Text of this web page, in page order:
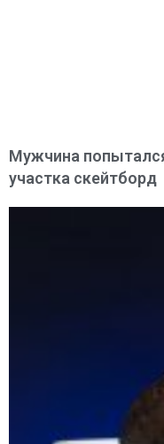
Мужчина
участка скейтборд